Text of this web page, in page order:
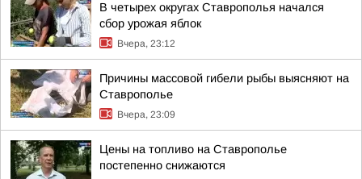
В четырех округах Ставрополья начался
сбор урожая яблок
Вчера, 23:12
Причины массовой гибели рыбы выясняют на
Ставрополье
Вчера, 23:09
Цены на топливо на Ставрополье
постепенно снижаются